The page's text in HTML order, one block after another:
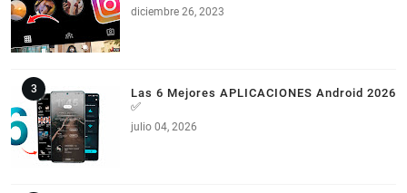
diciembre 26, 2023
Las 6 Mejores APLICACIONES Android 2026
✅
julio 04, 2026